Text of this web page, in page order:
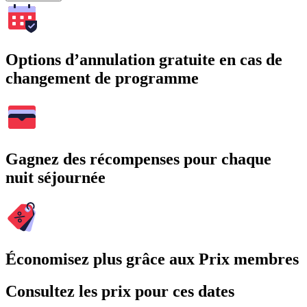
Options d’annulation gratuite en cas de
changement de programme
Gagnez des récompenses pour chaque
nuit séjournée
Économisez plus grâce aux Prix membres
Consultez les prix pour ces dates